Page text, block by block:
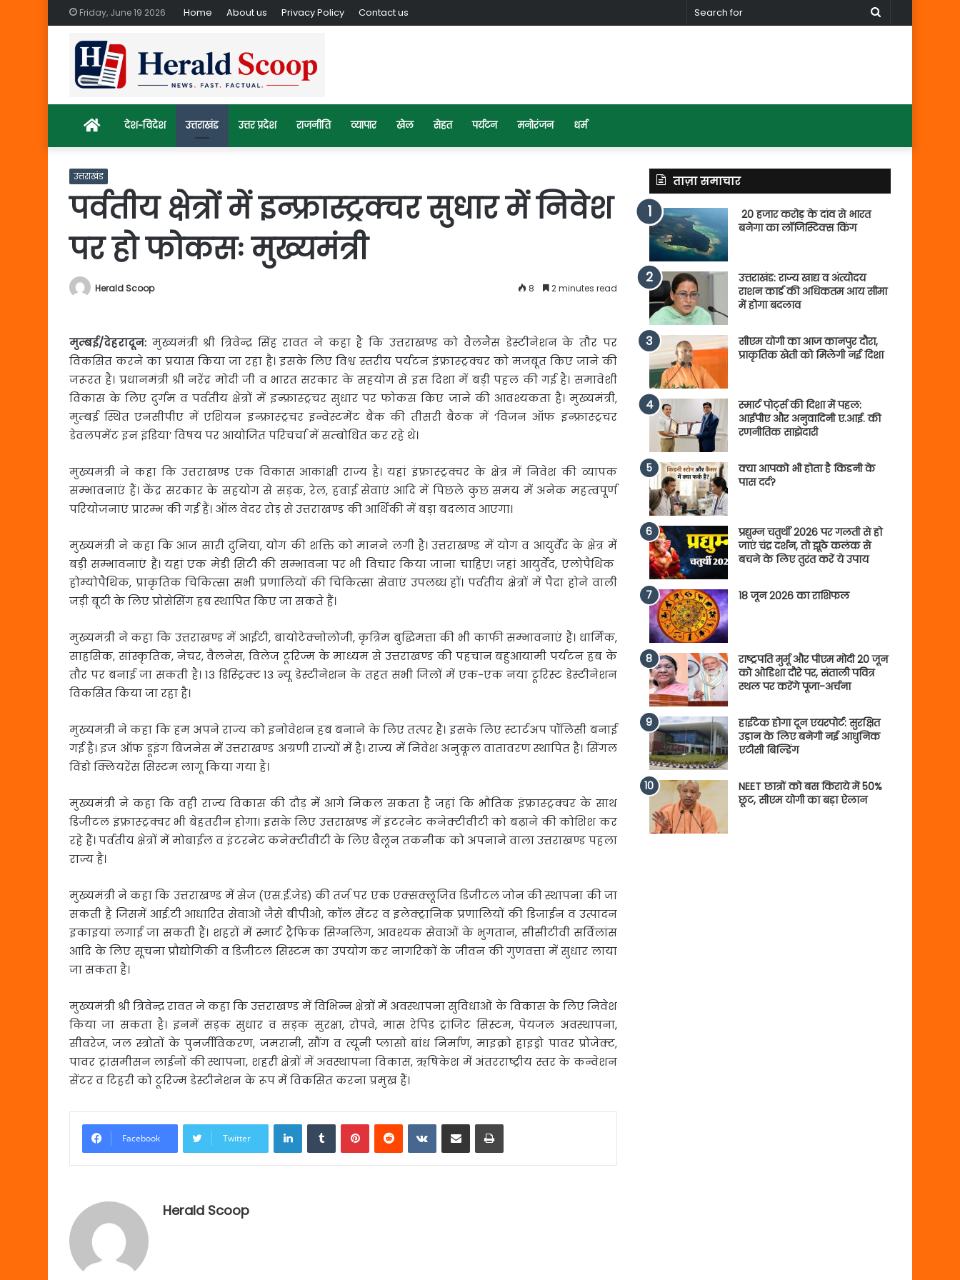
Friday, June 19 2026 Home About us Privacy Policy Contact us
Search
Homeदेश-विदेश उत्तराखंड उत्तर प्रदेश राजनीति व्यापार खेल सेहत पर्यटन मनोरंजन धर्म
उत्तराखंड
पर्वतीय क्षेत्रों में इन्फ्रास्ट्रक्चर सुधार में निवेश
पर हो फोकसः मुख्यमंत्री
Herald Scoop 8 2 minutes read
मुम्बई/देहरादून: मुख्यमंत्री श्री त्रिवेन्द्र सिंह रावत ने कहा है कि उत्तराखण्ड को वैलनैस डेस्टीनेशन के तौर पर
विकसित करने का प्रयास किया जा रहा है। इसके लिए विश्व स्तरीय पर्यटन इंफ्रास्ट्रक्चर को मजबूत किए जाने की
जरूरत है। प्रधानमंत्री श्री नरेंद्र मोदी जी व भारत सरकार के सहयोग से इस दिशा में बड़ी पहल की गई है। समावेशी
विकास के लिए दुर्गम व पर्वतीय क्षेत्रों में इन्फ्रास्ट्रचर सुधार पर फोकस किए जाने की आवश्यकता है। मुख्यमंत्री,
मुम्बई स्थित एनसीपीए में एशियन इन्फ्रास्ट्रचर इन्वेस्टमेंट बैंक की तीसरी बैठक में ‘विजन ऑफ इन्फ्रास्ट्रचर
डेवलपमेंट इन इंडिया’ विषय पर आयोजित परिचर्चा में सम्बोधित कर रहे थे।
मुख्यमंत्री ने कहा कि उत्तराखण्ड एक विकास आकांक्षी राज्य है। यहां इंफ्रास्ट्रक्चर के क्षेत्र में निवेश की व्यापक
सम्भावनाएं हैं। केंद्र सरकार के सहयोग से सड़क, रेल, हवाई सेवाएं आदि में पिछले कुछ समय में अनेक महत्वपूर्ण
परियोजनाएं प्रारम्भ की गई हैं। ऑल वेदर रोड़ से उत्तराखण्ड की आर्थिकी में बड़ा बदलाव आएगा।
मुख्यमंत्री ने कहा कि आज सारी दुनिया, योग की शक्ति को मानने लगी है। उत्तराखण्ड में योग व आयुर्वेद के क्षेत्र में
बड़ी सम्भावनाएं हैं। यहां एक मेडी सिटी की सम्भावना पर भी विचार किया जाना चाहिए। जहां आयुर्वेद, एलोपैथिक
होम्योपैथिक, प्राकृतिक चिकित्सा सभी प्रणालियों की चिकित्सा सेवाएं उपलब्ध हों। पर्वतीय क्षेत्रों में पैदा होने वाली
जड़ी बूटी के लिए प्रोसेसिंग हब स्थापित किए जा सकते हैं।
मुख्यमंत्री ने कहा कि उत्तराखण्ड में आईटी, बायोटेक्नोलोजी, कृत्रिम बुद्धिमत्ता की भी काफी सम्भावनाएं हैं। धार्मिक,
साहसिक, सांस्कृतिक, नेचर, वैलनेस, विलेज टूरिज्म के माध्यम से उत्तराखण्ड की पहचान बहुआयामी पर्यटन हब के
तौर पर बनाई जा सकती है। 13 डिस्ट्रिक्ट 13 न्यू डेस्टीनेशन के तहत सभी जिलों में एक-एक नया टूरिस्ट डेस्टीनेशन
विकसित किया जा रहा है।
मुख्यमंत्री ने कहा कि हम अपने राज्य को इनोवेशन हब बनाने के लिए तत्पर हैं। इसके लिए स्टार्टअप पॉलिसी बनाई
गई है। इज ऑफ डूइंग बिजनेस में उत्तराखण्ड अग्रणी राज्यों में है। राज्य में निवेश अनुकूल वातावरण स्थापित है। सिंगल
विंडो क्लियरेंस सिस्टम लागू किया गया है।
मुख्यमंत्री ने कहा कि वही राज्य विकास की दौड़ में आगे निकल सकता है जहां कि भौतिक इंफ्रास्ट्रक्चर के साथ
डिजीटल इंफ्रास्ट्रक्चर भी बेहतरीन होगा। इसके लिए उत्तराखण्ड में इंटरनेट कनेक्टीवीटी को बढ़ाने की कोशिश कर
रहे हैं। पर्वतीय क्षेत्रों में मोबाईल व इंटरनेट कनेक्टीवीटी के लिए बैलून तकनीक को अपनाने वाला उत्तराखण्ड पहला
राज्य है।
मुख्यमंत्री ने कहा कि उत्तराखण्ड में सेज (एस.ई.जेड) की तर्ज पर एक एक्सक्लूजिव डिजीटल जोन की स्थापना की जा
सकती है जिसमें आई.टी आधारित सेवाओं जैसे बीपीओ, कॉल सेंटर व इलेक्ट्रानिक प्रणालियों की डिजाईन व उत्पादन
इकाइयां लगाई जा सकती हैं। शहरों में स्मार्ट ट्रैफिक सिग्नलिंग, आवश्यक सेवाओं के भुगतान, सीसीटीवी सर्विलांस
आदि के लिए सूचना प्रौद्योगिकी व डिजीटल सिस्टम का उपयोग कर नागरिकों के जीवन की गुणवत्ता में सुधार लाया
जा सकता है।
मुख्यमंत्री श्री त्रिवेन्द्र रावत ने कहा कि उत्तराखण्ड में विभिन्न क्षेत्रों में अवस्थापना सुविधाओं के विकास के लिए निवेश
किया जा सकता है। इनमें सड़क सुधार व सड़क सुरक्षा, रोपवे, मास रेपिड ट्रांजिट सिस्टम, पेयजल अवस्थापना,
सीवरेज, जल स्त्रोतों के पुनर्जीविकरण, जमरानी, सौंग व त्यूनी प्लासो बांध निर्माण, माइक्रो हाइड्रो पावर प्रोजेक्ट,
पावर ट्रांसमीसन लाईनों की स्थापना, शहरी क्षेत्रों में अवस्थापना विकास, ऋषिकेश में अंतरराष्ट्रीय स्तर के कन्वेशन
सेंटर व टिहरी को टूरिज्म डेस्टीनेशन के रूप में विकसित करना प्रमुख हैं।
Facebook Twitter
LinkedInTumblrPinterestReddit VKontakte
Share via Email Print
Herald Scoop
ताज़ा समाचार
20 हजार करोड़ के दांव से भारत
बनेगा का लॉजिस्टिक्स किंग
उत्तराखंड: राज्य खाद्य व अंत्योदय
राशन कार्ड की अधिकतम आय सीमा
में होगा बदलाव
सीएम योगी का आज कानपुर दौरा,
प्राकृतिक खेती को मिलेगी नई दिशा
स्मार्ट पोर्ट्स की दिशा में पहल:
आईपीए और अनुवादिनी ए.आई. की
रणनीतिक साझेदारी
क्या आपको भी होता है किडनी के
पास दर्द?
प्रद्युम्न चतुर्थी 2026 पर गलती से हो
जाएं चंद्र दर्शन, तो झूठे कलंक से
बचने के लिए तुरंत करें ये उपाय
18 जून 2026 का राशिफल
राष्ट्रपति मुर्मू और पीएम मोदी 20 जून
को ओडिशा दौरे पर, संताली पवित्र
स्थल पर करेंगे पूजा-अर्चना
हाईटेक होगा दून एयरपोर्ट: सुरक्षित
उड़ान के लिए बनेगी नई आधुनिक
एटीसी बिल्डिंग
NEET छात्रों को बस किराये में 50%
छूट, सीएम योगी का बड़ा ऐलान